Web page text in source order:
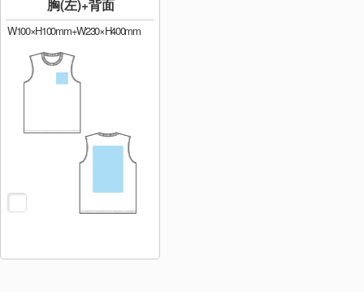
胸(左)+背面
W100×H100mm+W230×H400mm